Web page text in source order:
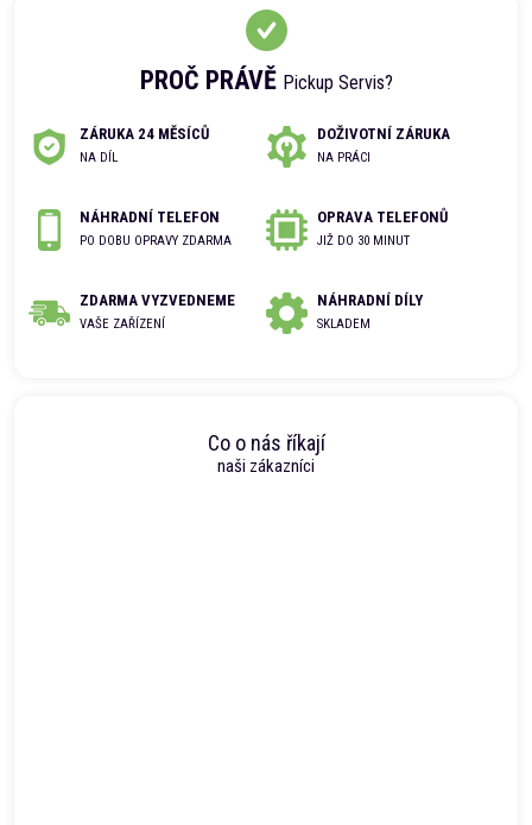
PROČ PRÁVĚ Pickup Servis?
ZÁRUKA 24 MĚSÍCŮ
NA DÍL
DOŽIVOTNÍ ZÁRUKA
NA PRÁCI
NÁHRADNÍ TELEFON
PO DOBU OPRAVY ZDARMA
OPRAVA TELEFONŮ
JIŽ DO 30 MINUT
ZDARMA VYZVEDNEME
VAŠE ZAŘÍZENÍ
NÁHRADNÍ DÍLY
SKLADEM
Co o nás říkají
naši zákazníci